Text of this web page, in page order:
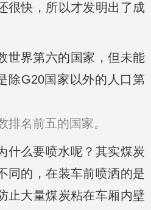
很快，所以才发明出了成
世界第六的国家，但未能
除G20国家以外的人口第
排名前五的国家。
什么要喷水呢？其实煤炭
同的，在装车前喷洒的是
止大量煤炭粘在车厢内壁